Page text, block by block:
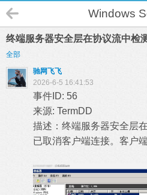
Windows
终端服务器安全层在协议流中检
全部
驰网飞飞
2026-6-5 16:41:53
事件ID: 56
来源: TermDD
描述：终端服务器安全层
已取消客户端连接。客户端